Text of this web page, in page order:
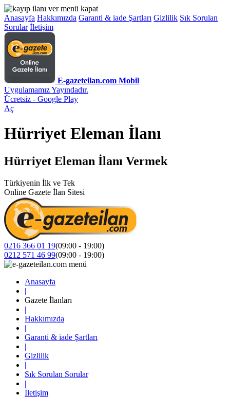
Anasayfa Hakkımızda Garanti & iade Şartları Gizlilik Sık Sorulan
Sorular İletişim
E-gazeteilan.com Mobil
Uygulamamız Yayındadır.
Ücretsiz - Google Play
Aç
Hürriyet Eleman İlanı
Hürriyet Eleman İlanı Vermek
Türkiyenin İlk ve Tek
Online Gazete İlan Sitesi
0216 366 01 19(09:00 - 19:00)
0212 571 46 99(09:00 - 19:00)
Anasayfa
|
Gazete İlanları
|
Hakkımızda
|
Garanti & iade Şartları
|
Gizlilik
|
Sık Sorulan Sorular
|
İletişim